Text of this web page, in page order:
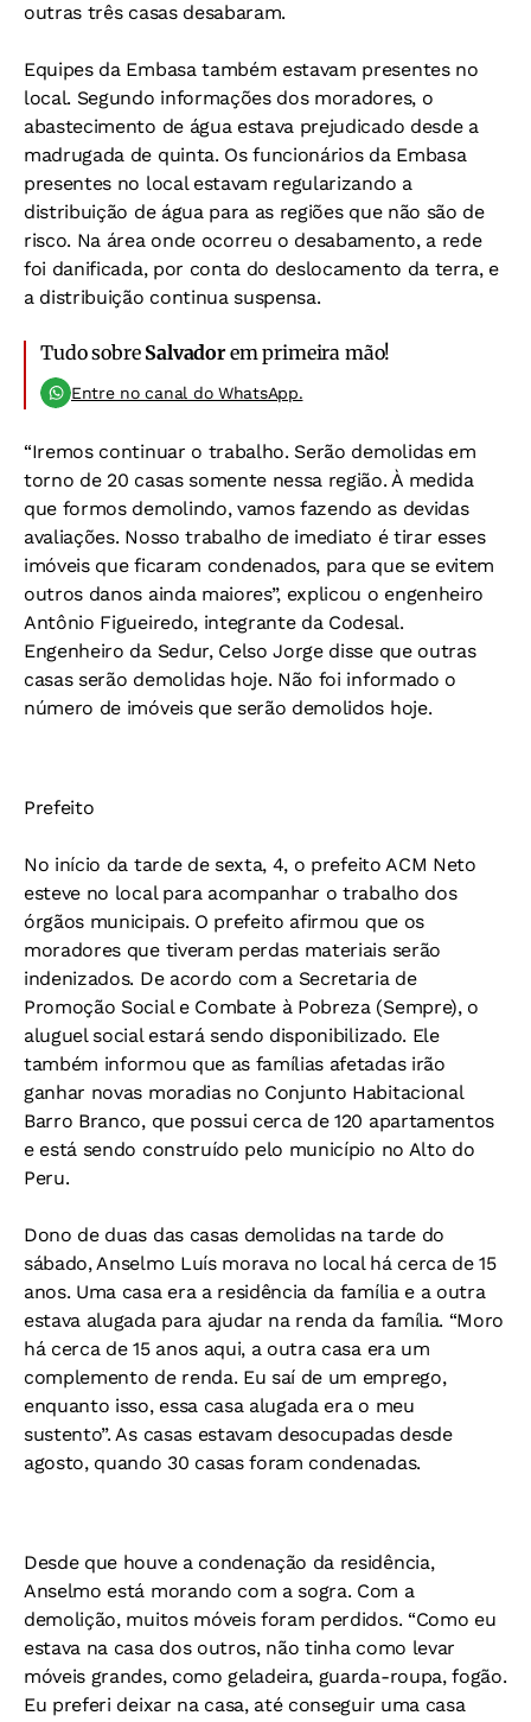
outras três casas desabaram.
Equipes da Embasa também estavam presentes no
local. Segundo informações dos moradores, o
abastecimento de água estava prejudicado desde a
madrugada de quinta. Os funcionários da Embasa
presentes no local estavam regularizando a
distribuição de água para as regiões que não são de
risco. Na área onde ocorreu o desabamento, a rede
foi danificada, por conta do deslocamento da terra, e
a distribuição continua suspensa.
Tudo sobre Salvadorem primeira mão!
Entre no canal do WhatsApp.
“Iremos continuar o trabalho. Serão demolidas em
torno de 20 casas somente nessa região. À medida
que formos demolindo, vamos fazendo as devidas
avaliações. Nosso trabalho de imediato é tirar esses
imóveis que ficaram condenados, para que se evitem
outros danos ainda maiores”, explicou o engenheiro
Antônio Figueiredo, integrante da Codesal.
Engenheiro da Sedur, Celso Jorge disse que outras
casas serão demolidas hoje. Não foi informado o
número de imóveis que serão demolidos hoje.
Prefeito
No início da tarde de sexta, 4, o prefeito ACM Neto
esteve no local para acompanhar o trabalho dos
órgãos municipais. O prefeito afirmou que os
moradores que tiveram perdas materiais serão
indenizados. De acordo com a Secretaria de
Promoção Social e Combate à Pobreza (Sempre), o
aluguel social estará sendo disponibilizado. Ele
também informou que as famílias afetadas irão
ganhar novas moradias no Conjunto Habitacional
Barro Branco, que possui cerca de 120 apartamentos
e está sendo construído pelo município no Alto do
Peru.
Dono de duas das casas demolidas na tarde do
sábado, Anselmo Luís morava no local há cerca de 15
anos. Uma casa era a residência da família e a outra
estava alugada para ajudar na renda da família. “Moro
há cerca de 15 anos aqui, a outra casa era um
complemento de renda. Eu saí de um emprego,
enquanto isso, essa casa alugada era o meu
sustento”. As casas estavam desocupadas desde
agosto, quando 30 casas foram condenadas.
Desde que houve a condenação da residência,
Anselmo está morando com a sogra. Com a
demolição, muitos móveis foram perdidos. “Como eu
estava na casa dos outros, não tinha como levar
móveis grandes, como geladeira, guarda-roupa, fogão.
Eu preferi deixar na casa, até conseguir uma casa